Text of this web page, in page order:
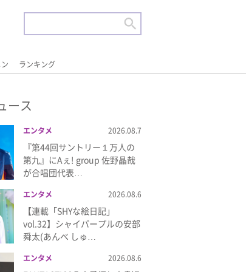
ランキング
ース
エンタメ 2026.08.7
『第44回サントリー１万人の
第九』にAぇ! group 佐野晶哉
が合唱団代表…
エンタメ 2026.08.6
【連載「SHYな絵日記」
vol.32】シャイパープルの安部
舜太(あんべ しゅ…
エンタメ 2026.08.6